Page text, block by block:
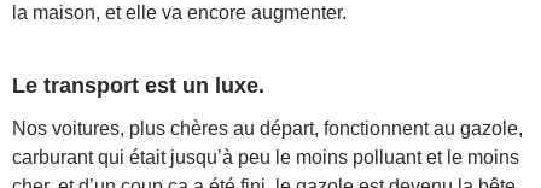
la maison, et elle va encore augmenter.
Le transport est un luxe.
Nos voitures, plus chères au départ, fonctionnent au gazole,
carburant qui était jusqu’à peu le moins polluant et le moins